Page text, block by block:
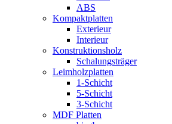
ABS
Kompaktplatten
Exterieur
Interieur
Konstruktionsholz
Schalungsträger
Leimholzplatten
1-Schicht
5-Schicht
3-Schicht
MDF Platten